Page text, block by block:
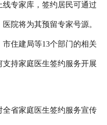
专家库，签约居民可通过
院将为其预留专家号源。
住建局等13个部门的相关
持家庭医生签约服务开展
省家庭医生签约服务宣传